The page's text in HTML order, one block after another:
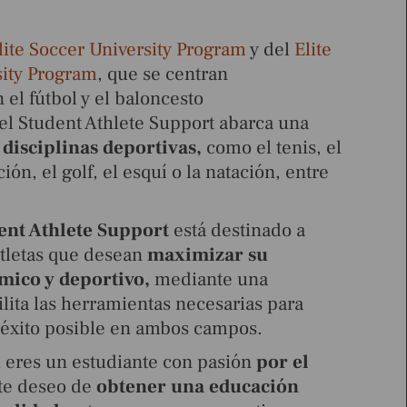
Soccer University Programy del Elite
Program, que se centran
el fútbol y el baloncesto
Student Athlete Support abarca una
deportivas, como el tenis, el
el golf, el esquí o la natación, entre
Athlete Support está destinado a
que deseanmaximizar su
y deportivo, mediante una
las herramientas necesarias para
posible en ambos campos.
un estudiante con pasiónpor el
deseo deobtener una educación